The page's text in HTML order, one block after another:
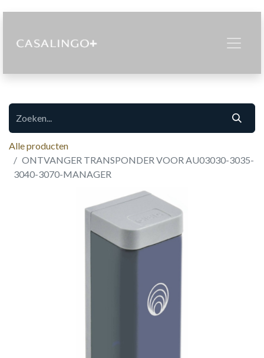
Alle producten
ONTVANGER TRANSPONDER VOOR AU03030-3035-
3040-3070-MANAGER